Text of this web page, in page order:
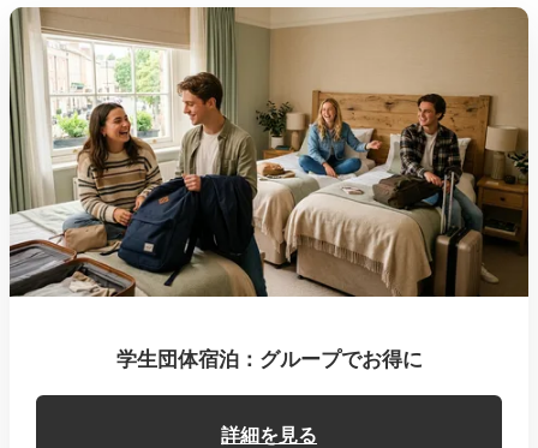
学生団体宿泊：グループでお得に
詳細を見る